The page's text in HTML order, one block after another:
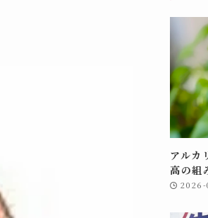
アルカ
高の組